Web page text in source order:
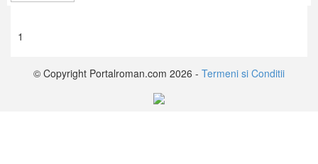
1
© Copyright Portalroman.com 2026 - Termeni si Conditii